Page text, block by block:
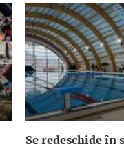
Se redeschide în